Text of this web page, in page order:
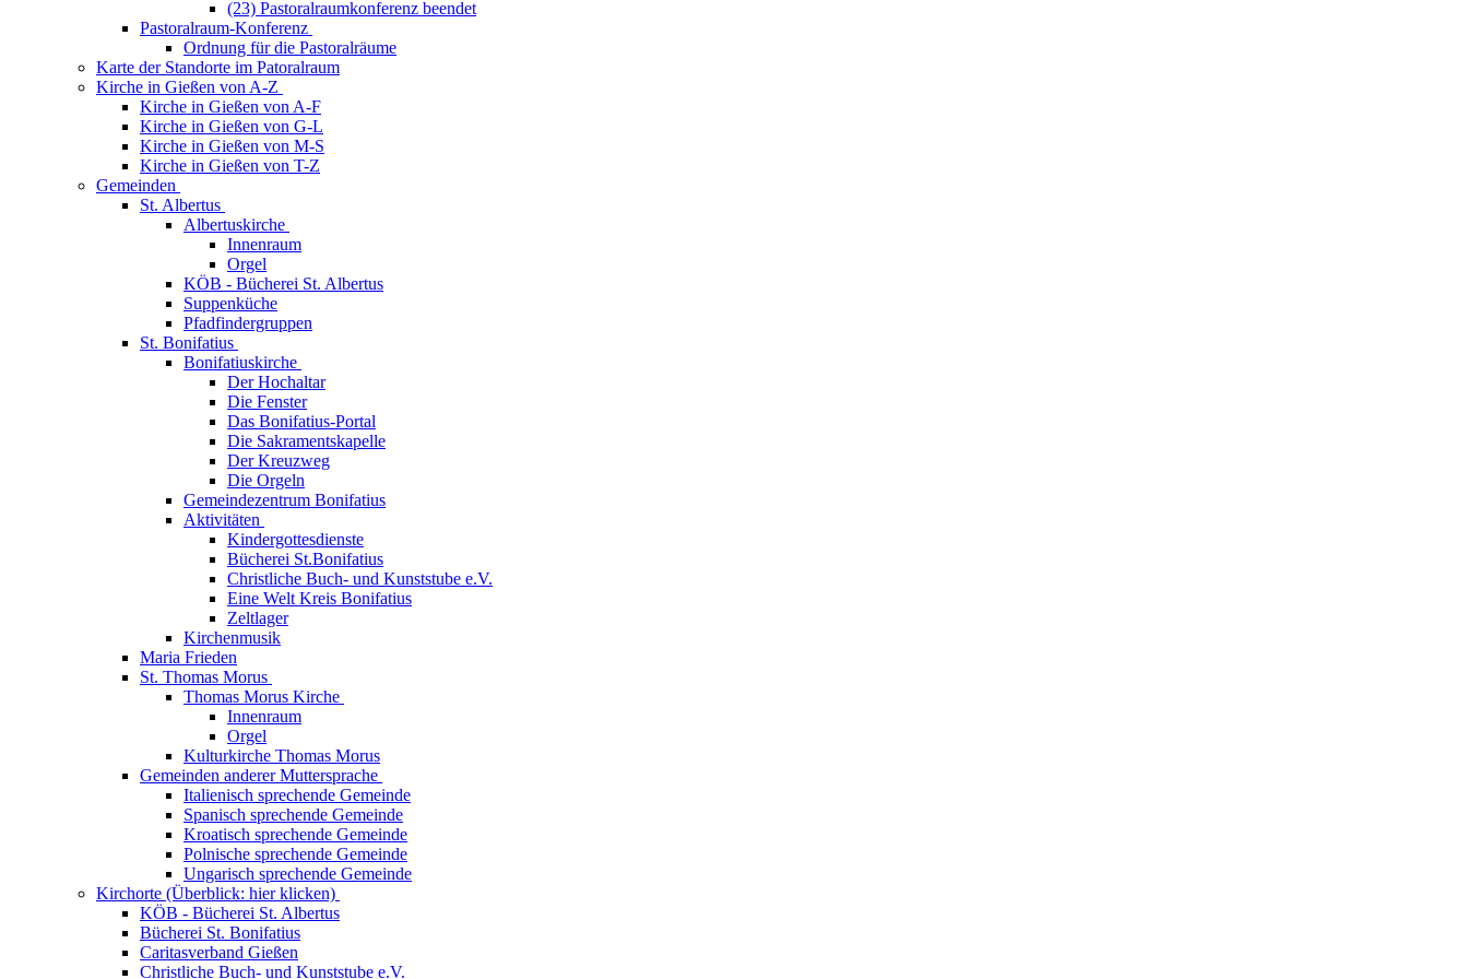
(23) Pastoralraumkonferenz beendet
Pastoralraum-Konferenz
Ordnung für die Pastoralräume
Karte der Standorte im Patoralraum
Kirche in Gießen von A-Z
Kirche in Gießen von A-F
Kirche in Gießen von G-L
Kirche in Gießen von M-S
Kirche in Gießen von T-Z
Gemeinden
St. Albertus
Albertuskirche
Innenraum
Orgel
KÖB - Bücherei St. Albertus
Suppenküche
Pfadfindergruppen
St. Bonifatius
Bonifatiuskirche
Der Hochaltar
Die Fenster
Das Bonifatius-Portal
Die Sakramentskapelle
Der Kreuzweg
Die Orgeln
Gemeindezentrum Bonifatius
Aktivitäten
Kindergottesdienste
Bücherei St.Bonifatius
Christliche Buch- und Kunststube e.V.
Eine Welt Kreis Bonifatius
Zeltlager
Kirchenmusik
Maria Frieden
St. Thomas Morus
Thomas Morus Kirche
Innenraum
Orgel
Kulturkirche Thomas Morus
Gemeinden anderer Muttersprache
Italienisch sprechende Gemeinde
Spanisch sprechende Gemeinde
Kroatisch sprechende Gemeinde
Polnische sprechende Gemeinde
Ungarisch sprechende Gemeinde
Kirchorte (Überblick: hier klicken)
KÖB - Bücherei St. Albertus
Bücherei St. Bonifatius
Caritasverband Gießen
Christliche Buch- und Kunststube e.V.